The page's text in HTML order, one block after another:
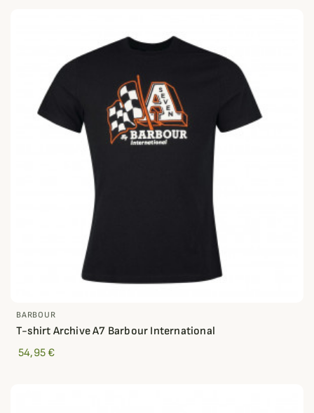
BARBOUR
T-shirt Archive A7 Barbour International
54,95 €